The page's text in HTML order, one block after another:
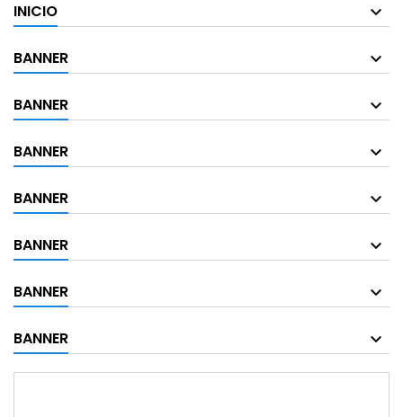
INICIO
BANNER
BANNER
BANNER
BANNER
BANNER
BANNER
BANNER